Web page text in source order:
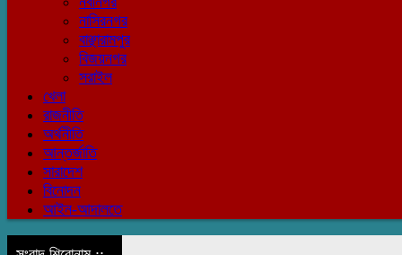
নাসিরনগর
বাঞ্ছারামপুর
বিজয়নগর
সরাইল
খেলা
রাজনীতি
অর্থনীতি
আন্তর্জাতি
সারাদেশ
বিনোদন
আইন-আদালতে